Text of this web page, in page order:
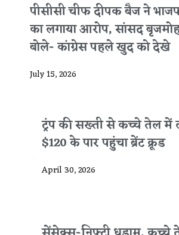
पीसीसी चीफ दीपक बैज ने
का लगाया आरोप, सांसद
बोले- कांग्रेस पहले खुद को देखे
July 15, 2026
ट्रंप की सख्ती से कच्चे तेल
$120 के पार पहुंचा ब्रेंट क्रूड
April 30, 2026